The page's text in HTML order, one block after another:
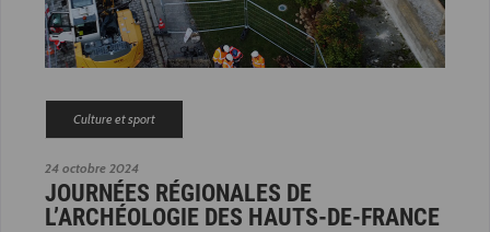
24 octobre 2024
Culture et sport
JOURNÉES RÉGIONALES DE
L’ARCHÉOLOGIE DES HAUTS-DE-FRANCE